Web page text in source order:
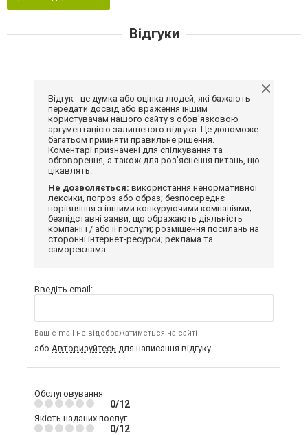
Відгуки
Відгук - це думка або оцінка людей, які бажають
передати досвід або враження іншим
користувачам нашого сайту з обов'язковою
аргументацією залишеного відгука. Це допоможе
багатьом прийняти правильне рішення.
Коментарі призначені для спілкування та
обговорення, а також для роз'яснення питань, що
цікавлять.
Не дозволяється: використання ненормативної
лексики, погроз або образ; безпосереднє
порівняння з іншими конкуруючими компаніями;
безпідставні заяви, що ображають діяльність
компанії і / або її послуги; розміщення посилань на
сторонні інтернет-ресурси; реклама та
самореклама.
Введіть email:
Ваш e-mail не відображатиметься на сайті
або Авторизуйтесь для написання відгуку
Обслуговування
0/12
Якість наданих послуг
0/12